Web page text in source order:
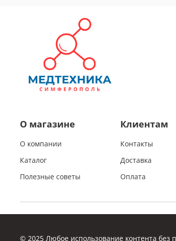
О магазине
О компании
Каталог
Полезные советы
Клиентам
Контакты
Доставка
Оплата
© 2025 Любое использование контента